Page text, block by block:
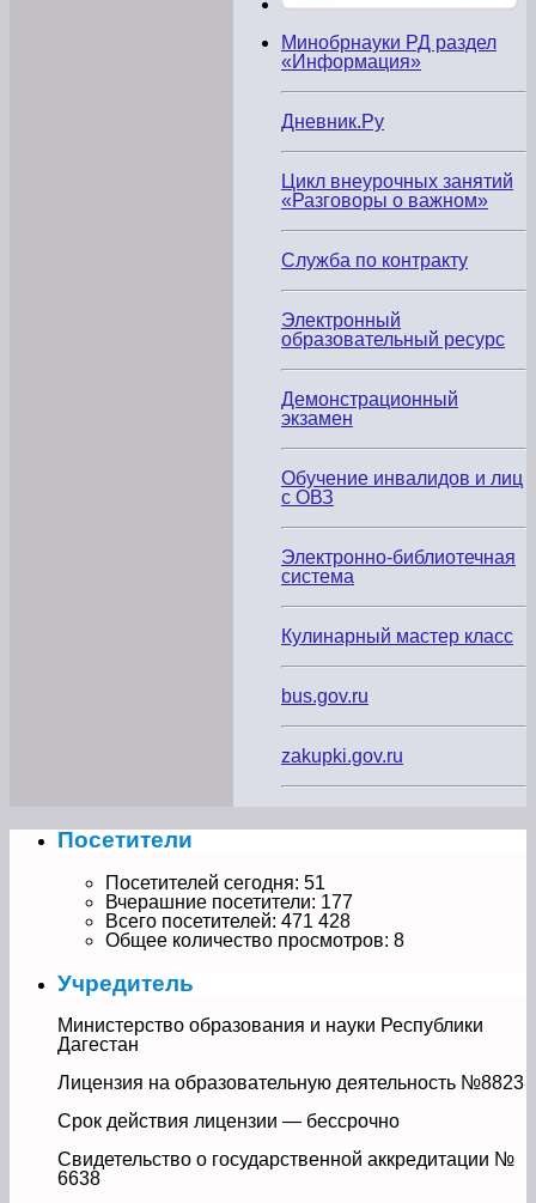
Минобрнауки РД раздел
«Информация»
Дневник.Ру
Цикл внеурочных занятий
«Разговоры о важном»
Служба по контракту
Электронный
образовательный ресурс
Демонстрационный
экзамен
Обучение инвалидов и лиц
с ОВЗ
Электронно-библиотечная
система
Кулинарный мастер класс
bus.gov.ru
zakupki.gov.ru
Посетители
Посетителей сегодня: 51
Вчерашние посетители: 177
Всего посетителей: 471 428
Общее количество просмотров: 8
Учредитель
Министерство образования и науки Республики
Дагестан
Лицензия на образовательную деятельность №8823
Срок действия лицензии — бессрочно
Свидетельство о государственной аккредитации №
6638